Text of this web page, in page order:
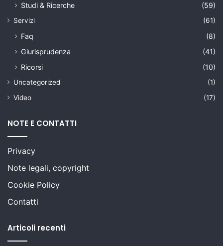
Studi & Ricerche
(59)
Servizi (61)
Faq
(8)
Giurisprudenza
(41)
Ricorsi
(10)
Uncategorized
(1)
Video
(17)
NOTE E CONTATTI
Privacy
Note legali, copyright
Cookie Policy
Contatti
Articoli recenti